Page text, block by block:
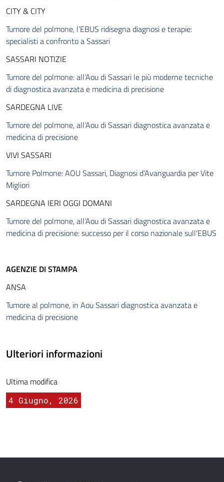
CITY & CITY
Tumore del polmone, l’EBUS ridisegna diagnosi e terapie:
specialisti a confronto a Sassari
SASSARI NOTIZIE
Tumore del polmone: all’Aou di Sassari le più moderne tecniche
di diagnostica avanzata e medicina di precisione
SARDEGNA LIVE
Tumore del polmone, all’Aou di Sassari diagnostica avanzata e
medicina di precisione
VIVI SASSARI
Tumore Polmone: AOU Sassari, Diagnosi d’Avanguardia per Vite
Migliori
SARDEGNA IERI OGGI DOMANI
Tumore del polmone, all’Aou di Sassari diagnostica avanzata e
medicina di precisione: successo per il corso nazionale sull’EBUS
AGENZIE DI STAMPA
ANSA
Tumore al polmone, in Aou Sassari diagnostica avanzata e
medicina di precisione
Ulteriori informazioni
Ultima modifica
4 Giugno, 2026